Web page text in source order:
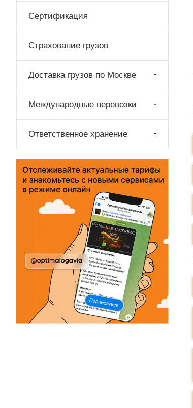
Сертификация
Страхование грузов
Доставка грузов по Москве
Международные перевозки
Ответственное хранение